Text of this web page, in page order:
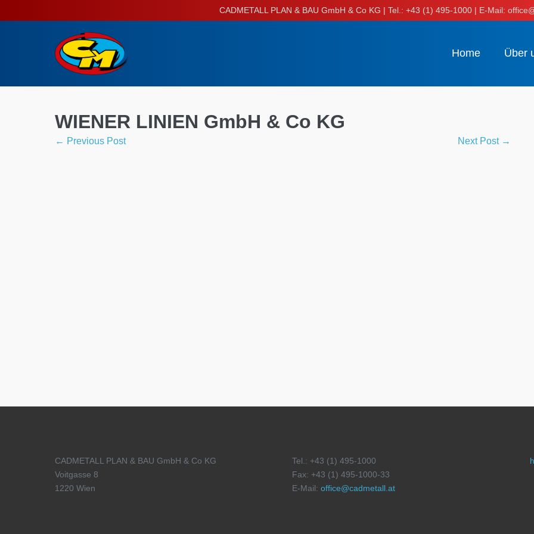
to
CADMETALL PLAN & BAU GmbH & Co KG | Tel.: +43 (1) 495-1000 | E-Mail:
Home Über
WIENER LINIEN GmbH & Co KG
Post
← Previous Post Next Post →
CADMETALL PLAN & BAU GmbH & Co KG
Voitgasse 8
1220 Wien
Tel.: +43 (1) 495-1000
Fax: +43 (1) 495-1000-33
E-Mail:office@cadmetall.at